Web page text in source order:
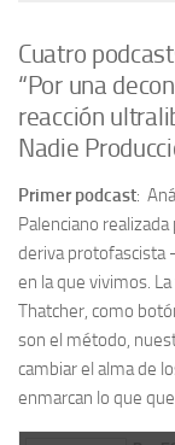
Cuatro
“Por una
reacción
Nadie
Primer podcast:
Palenciano
deriva protofascista
en la que vivimos.
Thatcher, como
son el método,
cambiar el alma de
enmarcan lo que